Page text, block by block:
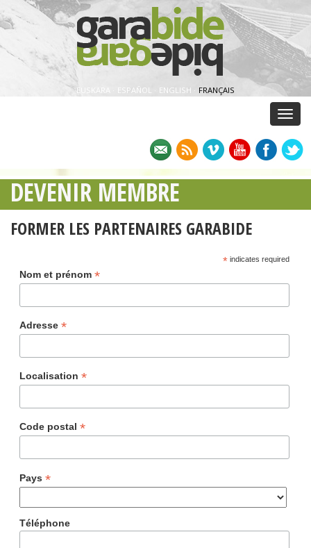
EUSKARA ESPAÑOL · ENGLISH · FRANÇAIS
DEVENIR MEMBRE
FORMER LES PARTENAIRES GARABIDE
*indicates required
Nom et prénom *
Adresse *
Localisation *
Code postal *
Pays *
Téléphone